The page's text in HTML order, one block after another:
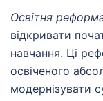
Освітня
відкривати
навчання. Ці
освіченого
модернізувати